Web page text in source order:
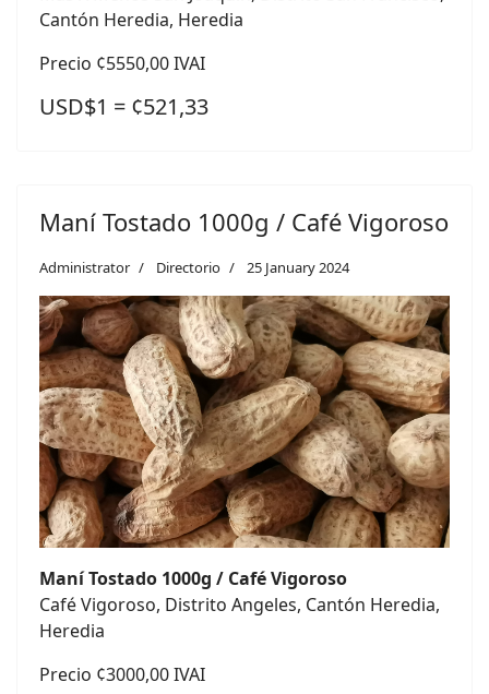
Cantón Heredia, Heredia
Precio ¢5550,00 IVAI
USD$1 = ¢521,33
Maní Tostado 1000g / Café Vigoroso
Administrator Directorio 25 January 2024
Maní Tostado 1000g / Café Vigoroso
Café Vigoroso, Distrito Angeles, Cantón Heredia,
Heredia
Precio ¢3000,00 IVAI